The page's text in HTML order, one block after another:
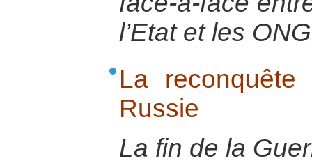
l’Etat et les
La
Russie
La fin de la